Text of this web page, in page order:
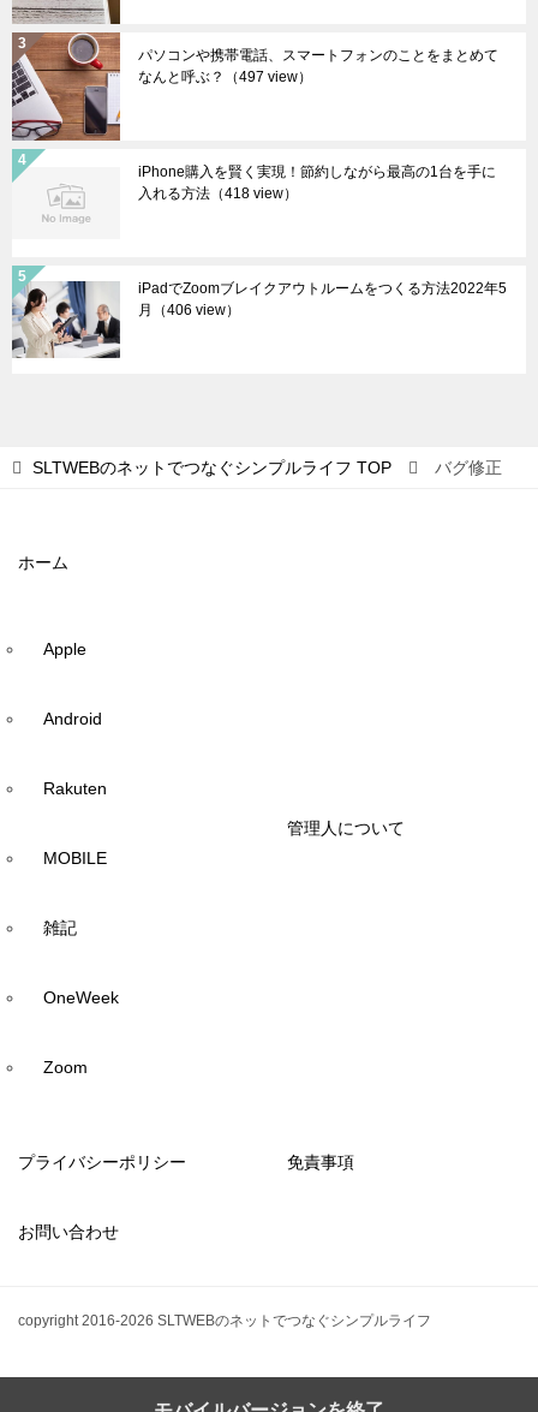
パソコンや携帯電話、スマートフォンのことをまとめて
なんと呼ぶ？
（497 view）
iPhone購入を賢く実現！節約しながら最高の1台を手に
入れる方法 （418 view）
iPadでZoomブレイクアウトルームをつくる方法2022年5
月
（406 view）
SLTWEBのネットでつなぐシンプルライフ TOP バグ修正
ホーム
Apple
Android
Rakuten
MOBILE
雑記
OneWeek
Zoom
管理人について
プライバシーポリシー 免責事項
お問い合わせ
copyright 2016-2026 SLTWEBのネットでつなぐシンプルライフ